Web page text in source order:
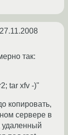
27.11.2008
так:
tar xfv -)"
копировать,
сервере в
удаленный